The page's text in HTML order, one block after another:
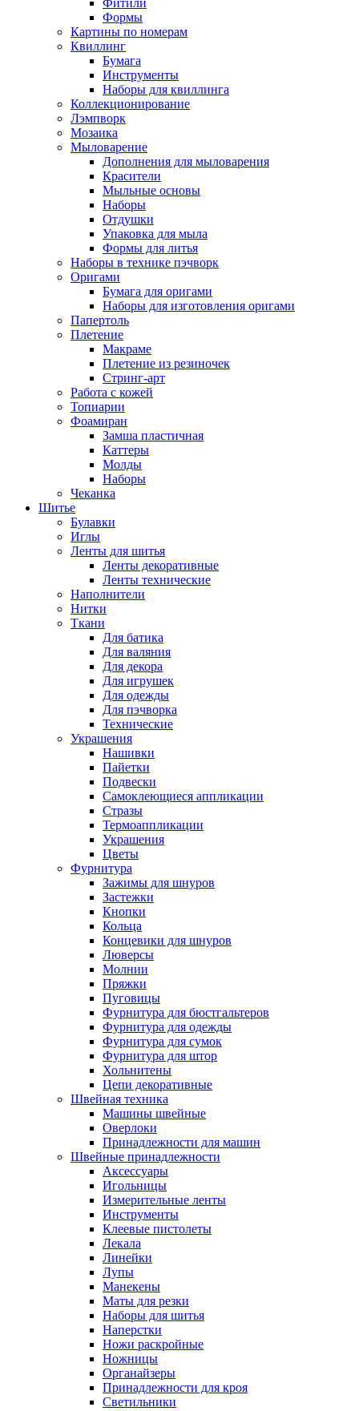
Фитили
Формы
Картины по номерам
Квиллинг
Бумага
Инструменты
Наборы для квиллинга
Коллекционирование
Лэмпворк
Мозаика
Мыловарение
Дополнения для мыловарения
Красители
Мыльные основы
Наборы
Отдушки
Упаковка для мыла
Формы для литья
Наборы в технике пэчворк
Оригами
Бумага для оригами
Наборы для изготовления оригами
Папертоль
Плетение
Макраме
Плетение из резиночек
Стринг-арт
Работа с кожей
Топиарии
Фоамиран
Замша пластичная
Каттеры
Молды
Наборы
Чеканка
Шитье
Булавки
Иглы
Ленты для шитья
Ленты декоративные
Ленты технические
Наполнители
Нитки
Ткани
Для батика
Для валяния
Для декора
Для игрушек
Для одежды
Для пэчворка
Технические
Украшения
Нашивки
Пайетки
Подвески
Самоклеющиеся аппликации
Стразы
Термоаппликации
Украшения
Цветы
Фурнитура
Зажимы для шнуров
Застежки
Кнопки
Кольца
Концевики для шнуров
Люверсы
Молнии
Пряжки
Пуговицы
Фурнитура для бюстгальтеров
Фурнитура для одежды
Фурнитура для сумок
Фурнитура для штор
Хольнитены
Цепи декоративные
Швейная техника
Машины швейные
Оверлоки
Принадлежности для машин
Швейные принадлежности
Аксессуары
Игольницы
Измерительные ленты
Инструменты
Клеевые пистолеты
Лекала
Линейки
Лупы
Манекены
Маты для резки
Наборы для шитья
Наперстки
Ножи раскройные
Ножницы
Органайзеры
Принадлежности для кроя
Светильники